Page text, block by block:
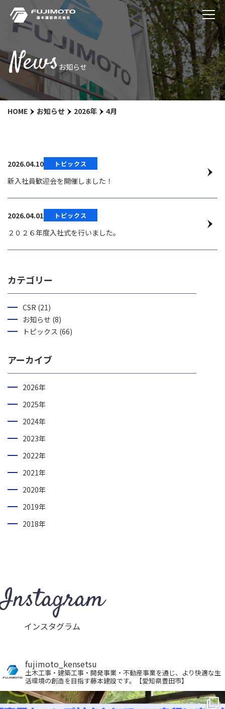
Newsお知らせ
HOME お知らせ 2026年 4月
2026.04.10 トピックス
新入社員歓迎会を開催しました！
2026.04.01 トピックス
２０２６年度入社式を行いました。
カテゴリー
CSR (21)
お知らせ (8)
トピックス (66)
アーカイブ
2026年
2025年
2024年
2023年
2022年
2021年
2020年
2019年
2018年
Instagram
インスタグラム
fujimoto_kensetsu
土木工事・建築工事・開発事業・不動産事業を通じ、より快適な生
活環境の創造を目指す藤本建設です。【愛知県豊田市】